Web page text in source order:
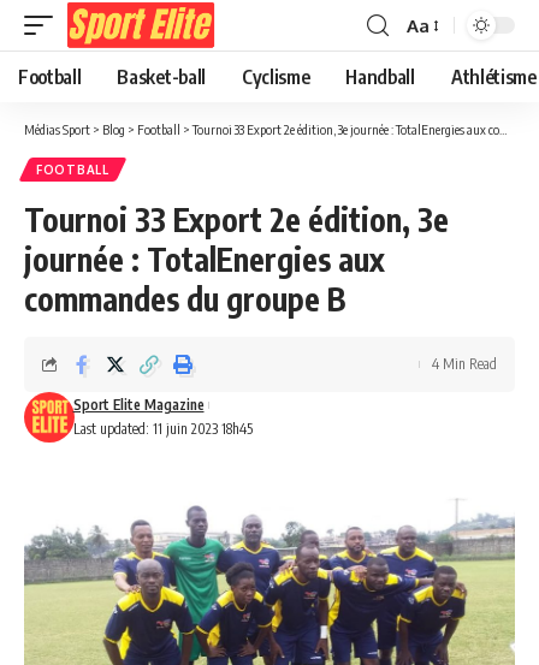
Aa
Football Basket-ball Cyclisme Handball Athlétisme
Médias Sport > Blog > Football >Tournoi 33 Export 2e édition, 3e journée : TotalEnergies aux commandes du groupe B
FOOTBALL
Tournoi 33 Export 2e édition, 3e
journée : TotalEnergies aux
commandes du groupe B
Last updated: 11 juin 2023 18h45
Sport Elite Magazine
4 Min Read